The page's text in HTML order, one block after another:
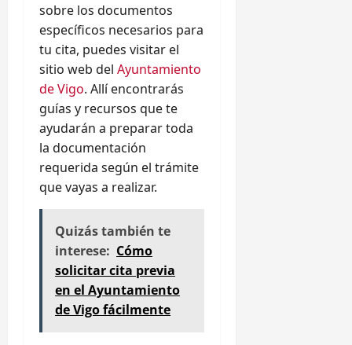
sobre los documentos
específicos necesarios para
tu cita, puedes visitar el
sitio web del Ayuntamiento
de Vigo. Allí encontrarás
guías y recursos que te
ayudarán a preparar toda
la documentación
requerida según el trámite
que vayas a realizar.
Quizás también te
interese: Cómo
solicitar cita previa
en el Ayuntamiento
de Vigo fácilmente